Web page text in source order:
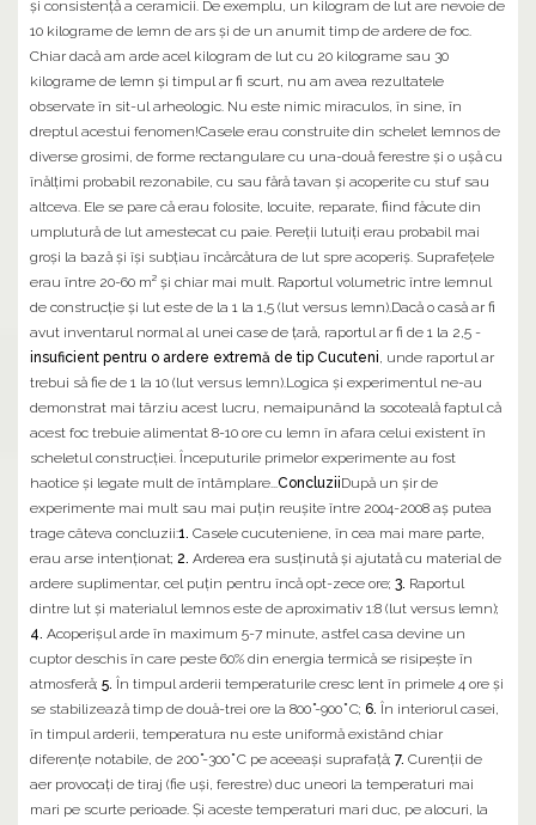
şi consistenţă a ceramicii. De exemplu, un kilogram de lut are nevoie de
10 kilograme de lemn de ars şi de un anumit timp de ardere de foc.
Chiar dacă am arde acel kilogram de lut cu 20 kilograme sau 30
kilograme de lemn şi timpul ar fi scurt, nu am avea rezultatele
observate în sit-ul arheologic. Nu este nimic miraculos, în sine, în
dreptul acestui fenomen!Casele erau construite din schelet lemnos de
diverse grosimi, de forme rectangulare cu una-două ferestre şi o uşă cu
înălţimi probabil rezonabile, cu sau fără tavan şi acoperite cu stuf sau
altceva. Ele se pare că erau folosite, locuite, reparate, fiind făcute din
umplutură de lut amestecat cu paie. Pereţii lutuiţi erau probabil mai
groşi la bază şi îşi subţiau încărcătura de lut spre acoperiş. Suprafeţele
erau între 20-60 m² şi chiar mai mult. Raportul volumetric între lemnul
de construcţie şi lut este de la 1 la 1,5 (lut versus lemn).Dacă o casă ar fi
avut inventarul normal al unei case de ţară, raportul ar fi de 1 la 2,5 -
insuficient pentru o ardere extremă de tip Cucuteni, unde raportul ar
trebui să fie de 1 la 10 (lut versus lemn).Logica şi experimentul ne-au
demonstrat mai târziu acest lucru, nemaipunând la socoteală faptul că
acest foc trebuie alimentat 8-10 ore cu lemn în afara celui existent în
scheletul construcţiei. Începuturile primelor experimente au fost
haotice şi legate mult de întâmplare...ConcluziiDupă un şir de
experimente mai mult sau mai puţin reuşite între 2004-2008 aş putea
trage câteva concluzii:1. Casele cucuteniene, în cea mai mare parte,
erau arse intenţionat; 2. Arderea era susţinută şi ajutată cu material de
ardere suplimentar, cel puţin pentru încă opt-zece ore; 3. Raportul
dintre lut şi materialul lemnos este de aproximativ 1:8 (lut versus lemn);
4. Acoperişul arde în maximum 5-7 minute, astfel casa devine un
cuptor deschis în care peste 60% din energia termică se risipeşte în
atmosferă; 5. În timpul arderii temperaturile cresc lent în primele 4 ore şi
se stabilizează timp de două-trei ore la 800 ̊-900 ̊ C; 6. În interiorul casei,
în timpul arderii, temperatura nu este uniformă existând chiar
diferenţe notabile, de 200 ̊-300 ̊ C pe aceeaşi suprafaţă; 7. Curenţii de
aer provocaţi de tiraj (fie uşi, ferestre) duc uneori la temperaturi mai
mari pe scurte perioade. Şi aceste temperaturi mari duc, pe alocuri, la